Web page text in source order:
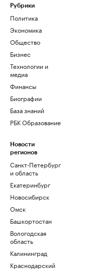
Рубрики
Политика
Экономика
Общество
Бизнес
Технологии и
медиа
Финансы
Биографии
База знаний
РБК Образование
Новости
регионов
Санкт-Петербург
и область
Екатеринбург
Новосибирск
Омск
Башкортостан
Вологодская
область
Калининград
Краснодарский